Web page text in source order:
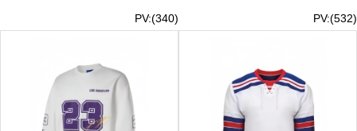
PV:(340) PV:(532)